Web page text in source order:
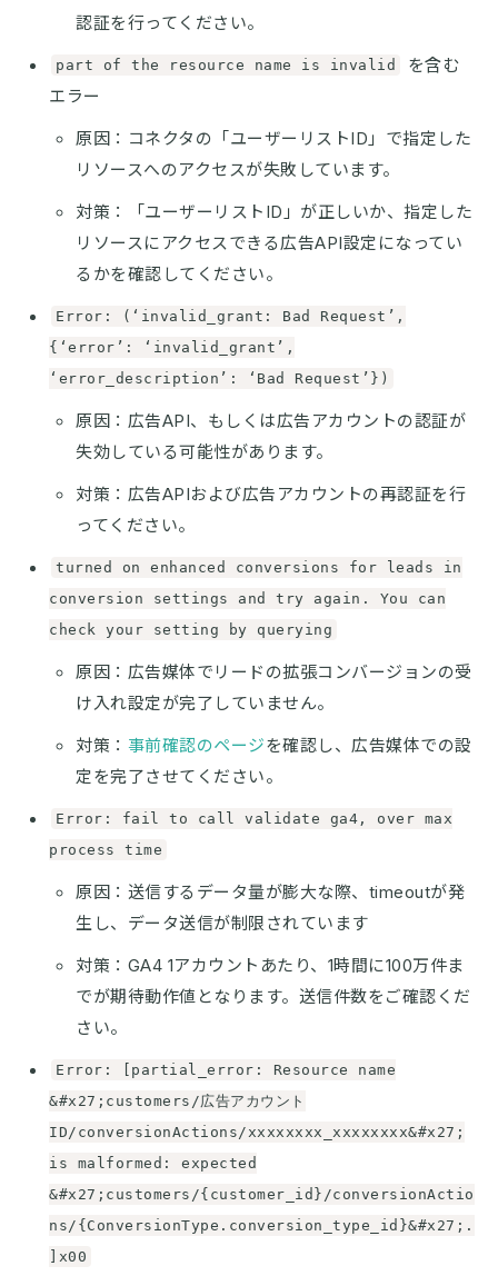
認証を行ってください。
part of the resource name is invalid
を含む
エラー
原因：コネクタの「ユーザーリストID」で指定した
リソースへのアクセスが失敗しています。
対策：「ユーザーリストID」が正しいか、指定した
リソースにアクセスできる広告API設定になってい
るかを確認してください。
Error: (‘invalid_grant: Bad Request’,
{‘error’: ‘invalid_grant’,
‘error_description’: ‘Bad Request’})
原因：広告API、もしくは広告アカウントの認証が
失効している可能性があります。
対策：広告APIおよび広告アカウントの再認証を行
ってください。
turned on enhanced conversions for leads in
conversion settings and try again. You can
check your setting by querying
原因：広告媒体でリードの拡張コンバージョンの受
け入れ設定が完了していません。
対策： 事前確認のページを確認し、広告媒体での設
定を完了させてください。
Error: fail to call validate ga4, over max
process time
原因：送信するデータ量が膨大な際、timeoutが発
生し、データ送信が制限されています
対策：GA4 1アカウントあたり、1時間に100万件ま
でが期待動作値となります。送信件数をご確認くだ
さい。
Error: [partial_error: Resource name
&#x27;customers/広告アカウント
ID/conversionActions/xxxxxxxx_xxxxxxxx&#x27;
is malformed: expected
&#x27;customers/{customer_id}/conversionActio
ns/{ConversionType.conversion_type_id}&#x27;.
]x00